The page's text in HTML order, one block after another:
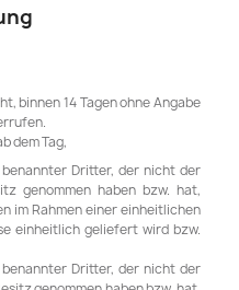
binnen 14 Tagen ohne Angabe
dem Tag,
Dritter, der nicht der
genommen haben bzw. hat,
im Rahmen einer einheitlichen
einheitlich geliefert wird bzw.
Dritter, der nicht der